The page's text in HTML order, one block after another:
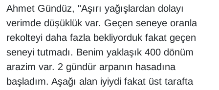
Ahmet Gündüz, "Aşırı yağışlardan dolayı
verimde düşüklük var. Geçen seneye oranla
rekolteyi daha fazla bekliyorduk fakat geçen
seneyi tutmadı. Benim yaklaşık 400 dönüm
arazim var. 2 gündür arpanın hasadına
başladım. Aşağı alan iyiydi fakat üst tarafta
Resmi İlanlar
RÖPORTAJ
SAĞLIK
Seri İlan